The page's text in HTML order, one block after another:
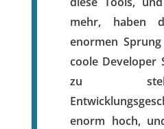
mehr, haben
enormen
coole Developer
zu
enorm hoch,